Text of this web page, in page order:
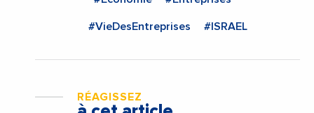
#VieDesEntreprises #ISRAEL
RÉAGISSEZ